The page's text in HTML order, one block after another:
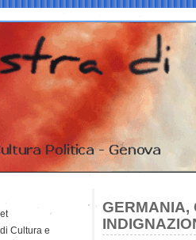
GERMANIA,
Cultura e